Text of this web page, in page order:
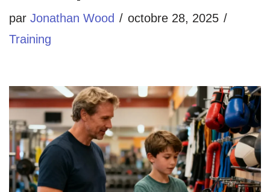
par Jonathan Wood
octobre 28, 2025
Training